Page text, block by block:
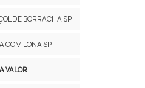
DE BORRACHA SP
COM LONA SP
VALOR